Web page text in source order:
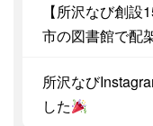
【所沢なび創設
市の図書館で配
所沢なび
した